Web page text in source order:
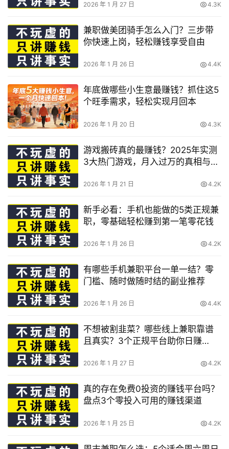
2026 年 1 月 27 日 4.3K
兼职做美团骑手怎么入门？三步带
你快速上岗，轻松赚钱享受自由
2026 年 1 月 26 日 4.4K
年底做哪些小生意最赚钱？抓住这5
个旺季需求，轻松实现月回本
2026 年 1 月 20 日 4.3K
游戏搬砖真的最赚钱？2025年实测
3大热门游戏，月入过万的真相与操
2026 年 1 月 21 日 4.2K
新手必看：手机也能做的5类正规兼
职，零基础轻松赚到第一笔零花钱
2026 年 1 月 26 日 4.2K
有哪些手机兼职平台一单一结？零
门槛、随时做随时结的副业推荐
2026 年 1 月 26 日 4.4K
不想被割韭菜？哪些线上兼职靠谱
且真实？3个正规平台助你日赚
2026 年 1 月 27 日 4.2K
真的存在免费0投资的赚钱平台吗？
盘点3个零投入可用的赚钱渠道
2026 年 1 月 25 日 4.2K